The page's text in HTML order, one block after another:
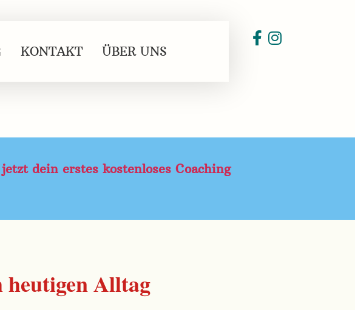
KONTAKT ÜBER UNS
dein erstes kostenloses Coaching
Alltag